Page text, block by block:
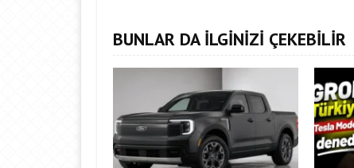
BUNLAR DA İLGİNİZİ ÇEKEBİLİR